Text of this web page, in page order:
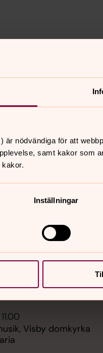
är nödvändiga för att
samt kakor som
Inställningar
Storkyrkans
domkyrka Sankta
visning av Visby
hemliga rum är en
visning av Visby
Visby domkyrka